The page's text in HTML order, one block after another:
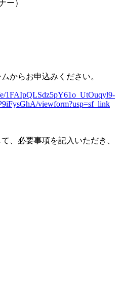
ー）
からお申込みください。
1FAIpQLSdz5pY61o_UtOuqyl9-
viewform?usp=sf_link
、必要事項を記入いただき、